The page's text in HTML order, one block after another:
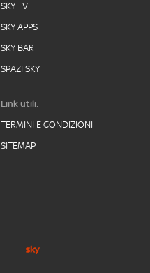
SKY TV
SKY APPS
SKY BAR
SPAZI SKY
Link utili:
TERMINI E CONDIZIONI
SITEMAP